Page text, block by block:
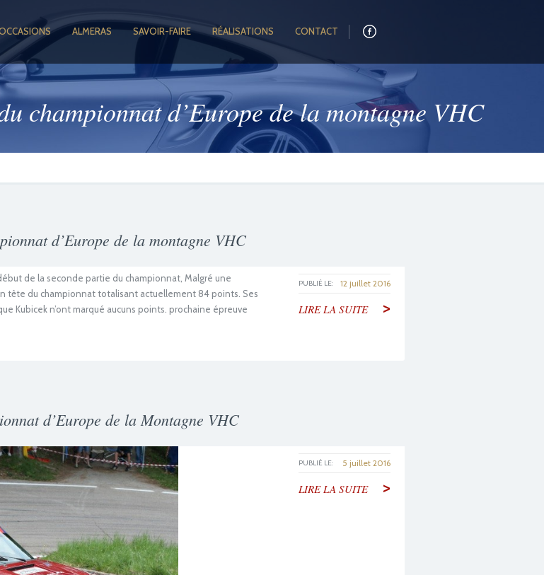
ALMERAS SAVOIR-FAIRE RÉALISATIONS CONTACT
championnat d’Europe de la montagne VHC
d’Europe de la montagne VHC
PUBLIÉ LE: 12 juillet 2016
LIRE LA SUITE >
de la seconde partie du championnat, Malgré une
tête du championnat totalisant actuellement 84 points. Ses
Kubicek n’ont marqué aucuns points. prochaine épreuve
d’Europe de la Montagne VHC
PUBLIÉ LE: 5 juillet 2016
LIRE LA SUITE >